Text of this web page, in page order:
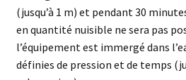
(jusqu’à 1 m) et pendant 30
en quantité nuisible ne sera pas
l’équipement est immergé dans
définies de pression et de temps